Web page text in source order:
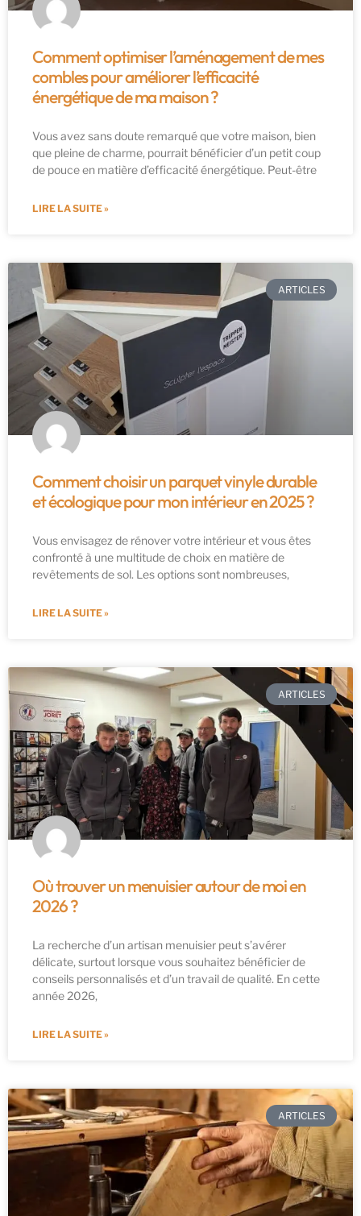
Comment optimiser l’aménagement de mes
combles pour améliorer l’efficacité
énergétique de ma maison ?
Vous avez sans doute remarqué que votre maison, bien
que pleine de charme, pourrait bénéficier d’un petit coup
de pouce en matière d’efficacité énergétique. Peut-être
LIRE LA SUITE »
ARTICLES
Comment choisir un parquet vinyle durable
et écologique pour mon intérieur en 2025 ?
Vous envisagez de rénover votre intérieur et vous êtes
confronté à une multitude de choix en matière de
revêtements de sol. Les options sont nombreuses,
LIRE LA SUITE »
ARTICLES
Où trouver un menuisier autour de moi en
2026 ?
La recherche d’un artisan menuisier peut s’avérer
délicate, surtout lorsque vous souhaitez bénéficier de
conseils personnalisés et d’un travail de qualité. En cette
année 2026,
LIRE LA SUITE »
ARTICLES